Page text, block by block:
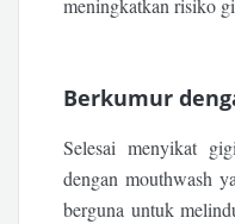
meningkatkan risiko
Berkumur
Selesai menyikat
dengan mouthwash
berguna untuk